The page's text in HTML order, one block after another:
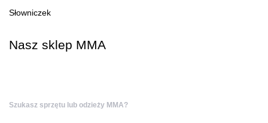
Słowniczek
Nasz sklep MMA
Szukasz sprzętu lub odzieży MMA?